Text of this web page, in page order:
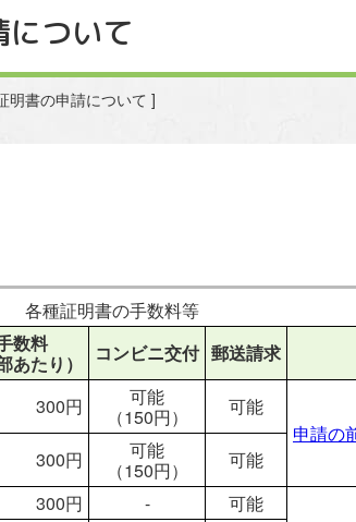
ついて
明書の申請について ]
各種証明書の手数料等
数料
あたり）
コンビニ交付 郵送請求
300円
可能
（150円）
可能
申請の
300円
可能
（150円）
可能
300円 -
可能